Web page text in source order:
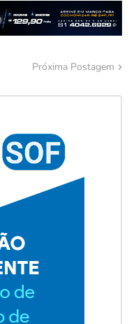
Próxima Postagem